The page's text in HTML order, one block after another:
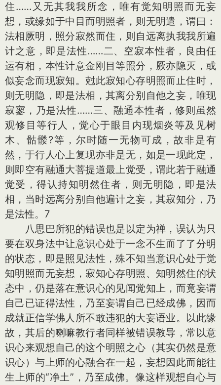
住……又无其我我所念，唯有觉知明照而无妄
想，或缘如于中目而明照者，则无明遣，谓曰：
法相厥明，照分寂然而住，则自远离执我我所遍
计之意，即是法性……二、空寂本性者，良由任
运有相，本性计意金刚目等照分，厥亦隐灭，或
似妄念而现寂知。尅此寂知心存明照而止住时，
则无明隐，即是法相，其离分别自他之妄，唯现
寂寥，乃是法性……三、融通本性者，修则虽然
观修目等行人，觉心于眼目内现烟炎等及见树
木、骷髅?等，尔时随一无物可成，故非是有
然，于行人心上复现亦非是无，如是一现此定，
则即空有融通大菩提道最上觉受，谓此若于融通
觉受，得认持知明然住者，则无明隐，即是法
相，当时远离分别自他遍计之妄，其寂知分，乃
是法性。7
八思巴所犯的错误也是以定为禅，误认为只
要在双身法中让意识心处于一念不生而了了分明
的状态，即是照见法性，殊不知当意识心处于觉
知明照而无妄想，寂知心存明照、知明然住的状
态中，仍是落在意识心的见闻觉知上，而竟妄谓
自己已证得法性，乃至妄谓自己已经成佛，因而
成就正信学佛人所不敢违犯的大妄语业。以此缘
故，其后的喇嘛教行者同样被错误教导，常以意
识心来观想自己的这个明照之心（其实仍然是意
识心）与上师的心融合在一起，妄想因此而能往
生上师的“净土”，乃至成佛。像这样观想自心与